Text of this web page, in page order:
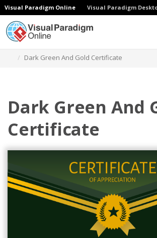
Visual Paradigm Online Visual Paradigm
Dark Green And Gold Certificate
Dark Green And
Certificate